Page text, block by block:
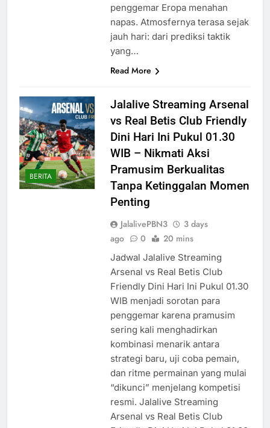
penggemar Eropa menahan
napas. Atmosfernya terasa sejak
jauh hari: dari prediksi taktik
yang…
Read More
BERITA
Jalalive Streaming Arsenal
vs Real Betis Club Friendly
Dini Hari Ini Pukul 01.30
WIB – Nikmati Aksi
Pramusim Berkualitas
Tanpa Ketinggalan Momen
Penting
JalalivePBN3
3 days
ago
0 20 mins
Jadwal Jalalive Streaming
Arsenal vs Real Betis Club
Friendly Dini Hari Ini Pukul 01.30
WIB menjadi sorotan para
penggemar karena pramusim
sering kali menghadirkan
kombinasi menarik antara
strategi baru, uji coba pemain,
dan ritme permainan yang mulai
“dikunci” menjelang kompetisi
resmi. Jalalive Streaming
Arsenal vs Real Betis Club